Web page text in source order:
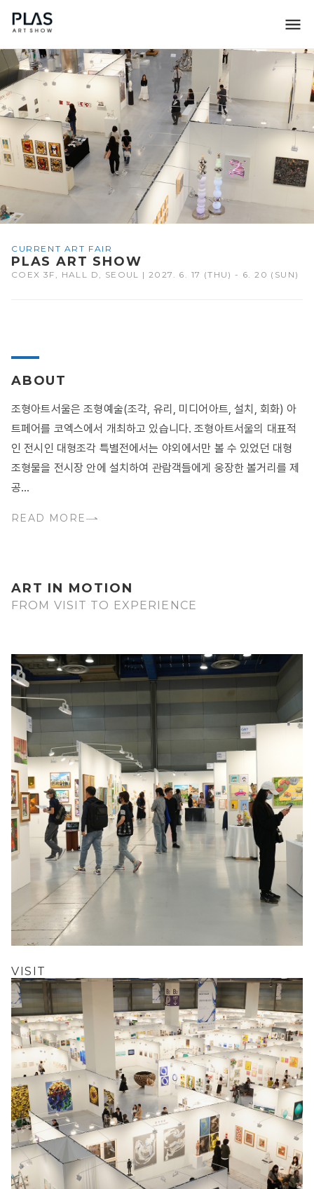
CURRENT ART FAIR
PLAS ART SHOW
COEX 3F, HALL D, SEOUL | 2027. 6. 17 (THU) - 6. 20 (SUN)
ABOUT
조형아트서울은 조형예술(조각, 유리, 미디어아트, 설치, 회화) 아
트페어를 코엑스에서 개최하고 있습니다. 조형아트서울의 대표적
인 전시인 대형조각 특별전에서는 야외에서만 볼 수 있었던 대형
조형물을 전시장 안에 설치하여 관람객들에게 웅장한 볼거리를 제
공...
READ MORE
ART IN MOTION
FROM VISIT TO EXPERIENCE
VISIT